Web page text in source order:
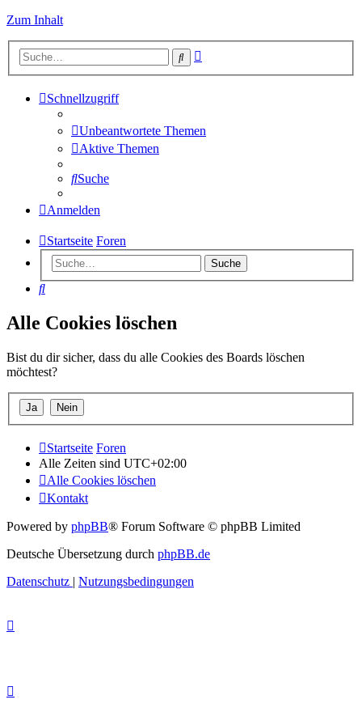
Zum Inhalt
Suche
Schnellzugriff
Unbeantwortete Themen
Aktive Themen
Suche
Anmelden
Startseite Foren
Suche
Suche
Alle Cookies löschen
Bist du dir sicher, dass du alle Cookies des Boards löschen
möchtest?
Startseite Foren
Alle Zeiten sind UTC+02:00
Alle Cookies löschen
Kontakt
Powered by phpBB® Forum Software © phpBB Limited
Deutsche Übersetzung durch phpBB.de
Datenschutz | Nutzungsbedingungen